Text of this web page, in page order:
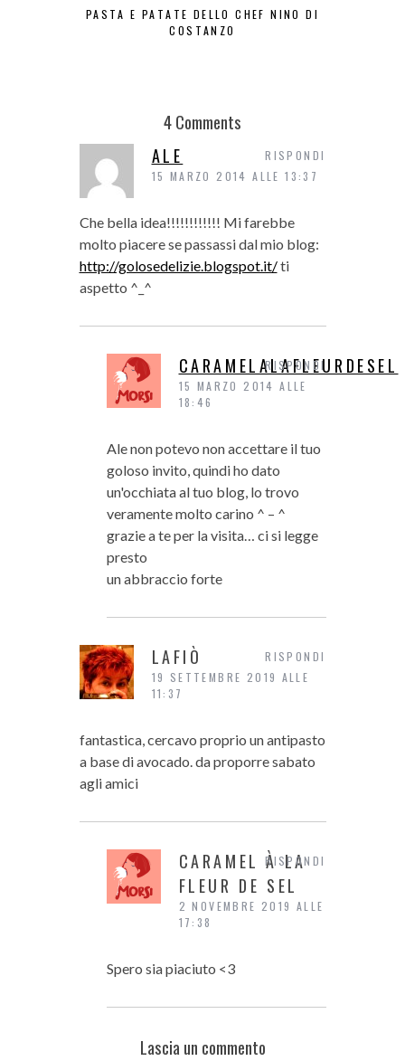
PASTA E PATATE DELLO CHEF NINO DI
COSTANZO
4 Comments
ALE
15 MARZO 2014 ALLE 13:37
Che bella idea!!!!!!!!!!!! Mi farebbe
molto piacere se passassi dal mio blog:
http://golosedelizie.blogspot.it/ti
aspetto ^_^
RISPONDI
CARAMELALAFLEURDESEL
15 MARZO 2014 ALLE
18:46
Ale non potevo non accettare il tuo
goloso invito, quindi ho dato
un'occhiata al tuo blog, lo trovo
veramente molto carino ^ – ^
grazie a te per la visita… ci si legge
presto
un abbraccio forte
RISPONDI
LAFIÒ
19 SETTEMBRE 2019 ALLE
11:37
fantastica, cercavo proprio un antipasto
a base di avocado. da proporre sabato
agli amici
RISPONDI
CARAMEL À LA
FLEUR DE SEL
2 NOVEMBRE 2019 ALLE
17:38
Spero sia piaciuto <3
RISPONDI
Lascia un commento